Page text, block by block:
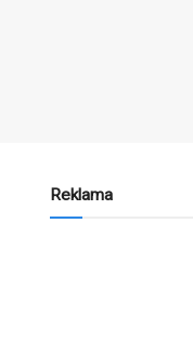
Reklama